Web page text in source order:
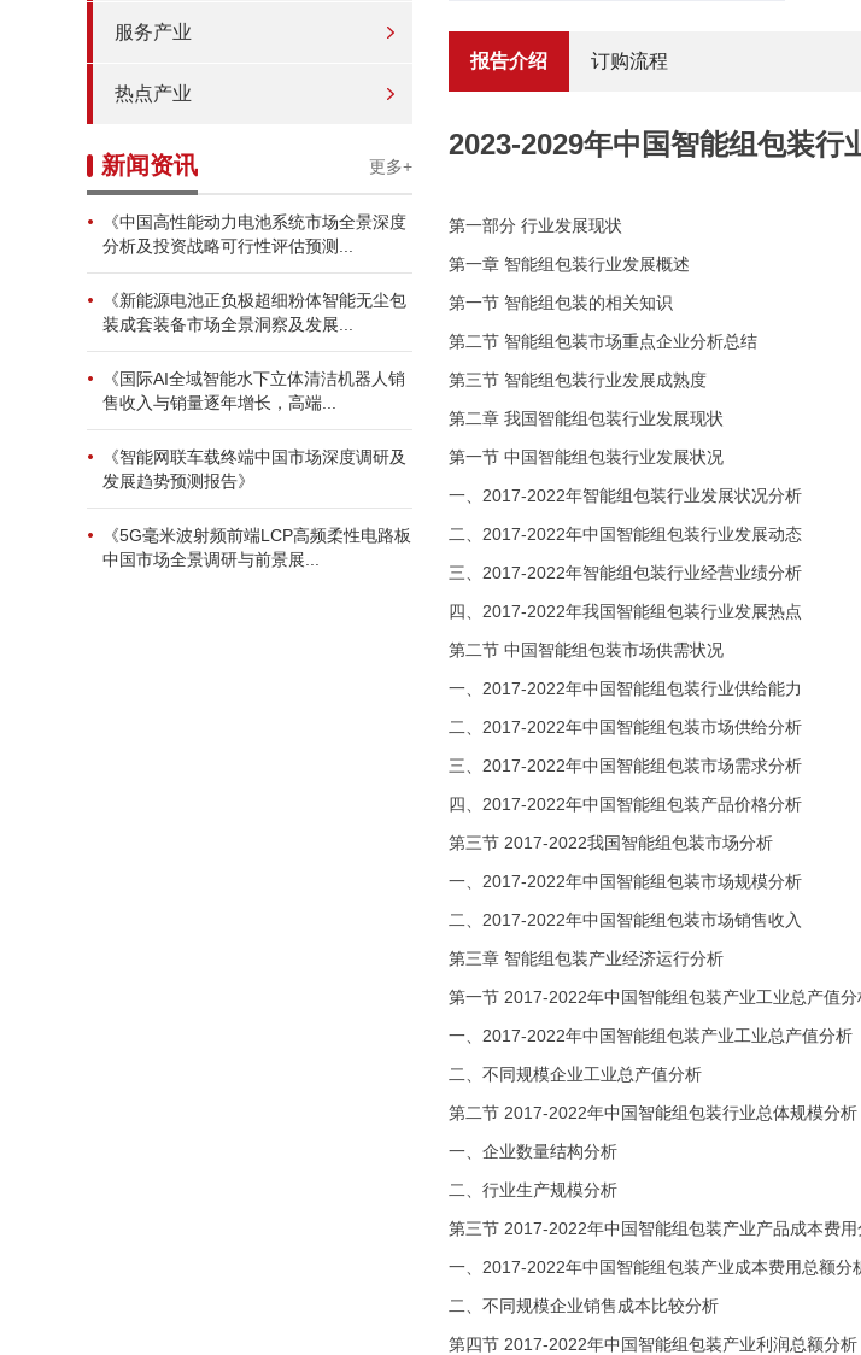
服务产业
热点产业
新闻资讯 更多+
《中国高性能动力电池系统市场全景深度
分析及投资战略可行性评估预测...
《新能源电池正负极超细粉体智能无尘包
装成套装备市场全景洞察及发展...
《国际AI全域智能水下立体清洁机器人销
售收入与销量逐年增长，高端...
《智能网联车载终端中国市场深度调研及
发展趋势预测报告》
《5G毫米波射频前端LCP高频柔性电路板
中国市场全景调研与前景展...
报告介绍 订购流程
2023-2029年中国智能组包装
第一部分 行业发展现状
第一章 智能组包装行业发展概述
第一节 智能组包装的相关知识
第二节 智能组包装市场重点企业分析总结
第三节 智能组包装行业发展成熟度
第二章 我国智能组包装行业发展现状
第一节 中国智能组包装行业发展状况
一、2017-2022年智能组包装行业发展状况分析
二、2017-2022年中国智能组包装行业发展动态
三、2017-2022年智能组包装行业经营业绩分析
四、2017-2022年我国智能组包装行业发展热点
第二节 中国智能组包装市场供需状况
一、2017-2022年中国智能组包装行业供给能力
二、2017-2022年中国智能组包装市场供给分析
三、2017-2022年中国智能组包装市场需求分析
四、2017-2022年中国智能组包装产品价格分析
第三节 2017-2022我国智能组包装市场分析
一、2017-2022年中国智能组包装市场规模分析
二、2017-2022年中国智能组包装市场销售收入
第三章 智能组包装产业经济运行分析
第一节 2017-2022年中国智能组包装产业工业总产值分
一、2017-2022年中国智能组包装产业工业总产值分析
二、不同规模企业工业总产值分析
第二节 2017-2022年中国智能组包装行业总体规模分析
一、企业数量结构分析
二、行业生产规模分析
第三节 2017-2022年中国智能组包装产业产品成本费用
一、2017-2022年中国智能组包装产业成本费用总额分
二、不同规模企业销售成本比较分析
第四节 2017-2022年中国智能组包装产业利润总额分析